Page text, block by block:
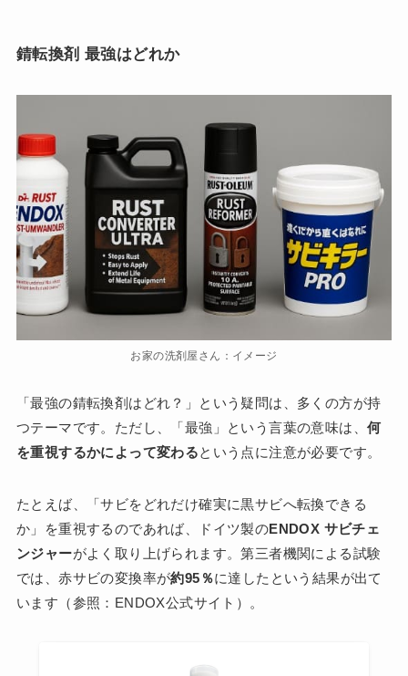
錆転換剤 最強はどれか
お家の洗剤屋さん：イメージ
「最強の錆転換剤はどれ？」という疑問は、多くの方が持
つテーマです。ただし、「最強」という言葉の意味は、 何
を重視するかによって変わるという点に注意が必要です。
たとえば、「サビをどれだけ確実に黒サビへ転換できる
か」を重視するのであれば、ドイツ製のENDOX サビチェ
ンジャーがよく取り上げられます。第三者機関による試験
では、赤サビの変換率が約95％に達したという結果が出て
います（参照：ENDOX公式サイト）。